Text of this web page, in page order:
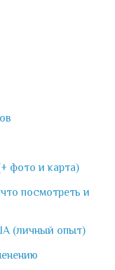
фото и карта)
посмотреть и
(личный опыт)